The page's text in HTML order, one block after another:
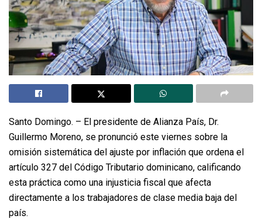
Santo Domingo. – El presidente de Alianza País, Dr.
Guillermo Moreno, se pronunció este viernes sobre la
omisión sistemática del ajuste por inflación que ordena el
artículo 327 del Código Tributario dominicano, calificando
esta práctica como una injusticia fiscal que afecta
directamente a los trabajadores de clase media baja del
país.